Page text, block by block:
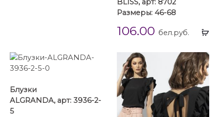
BLISS, арт: 8702
Размеры: 46-68
106.00 бел.руб.
Блузки
ALGRANDA, арт: 3936-2-
5